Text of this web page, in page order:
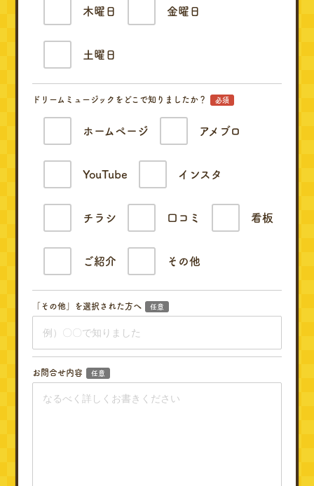
木曜日 金曜日
土曜日
ドリームミュージックをどこで知りましたか？ 必須
ホームページ アメブロ
YouTube インスタ
チラシ 口コミ 看板
ご紹介 その他
「その他」を選択された方へ 任意
お問合せ内容 任意